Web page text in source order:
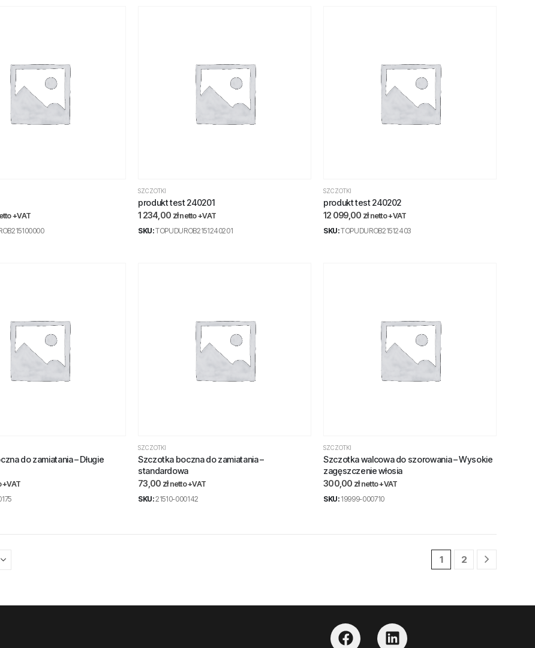
+VAT
SZCZOTKI
produkt test 240201
1 234,00 złnetto +VAT
SKU:TOPUDUROB2151240201
SZCZOTKI
produkt test 240202
12 099,00 zł netto +VAT
SKU:TOPUDUROB21512403
do zamiatania – Długie
+VAT
SZCZOTKI
Szczotka boczna do zamiatania –
standardowa
73,00 zł netto +VAT
SKU:21510-000142
SZCZOTKI
Szczotka walcowa do szorowania – Wysokie
zagęszczenie włosia
300,00 zł netto +VAT
SKU: 19999-000710
1 2